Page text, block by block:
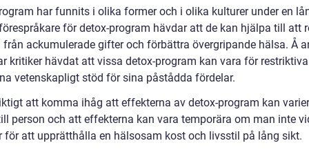
har funnits i olika former och i olika kulturer under en
för detox-program hävdar att de kan hjälpa till att
från ackumulerade gifter och förbättra övergripande hälsa. Å
kritiker hävdat att vissa detox-program kan vara för
vetenskapligt stöd för sina påstådda fördelar.
att komma ihåg att effekterna av detox-program kan
person och att effekterna kan vara temporära om man inte
för att upprätthålla en hälsosam kost och livsstil på lång sikt.